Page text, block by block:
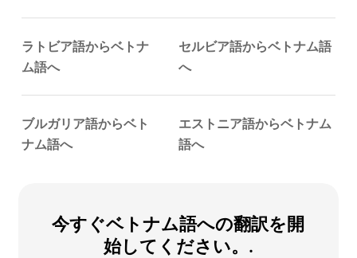
ラトビア語からベトナ
ム語へ
セルビア語からベトナム語
へ
ブルガリア語からベト
ナム語へ
エストニア語からベトナム
語へ
今すぐベトナム語への翻訳を開
始してください。.